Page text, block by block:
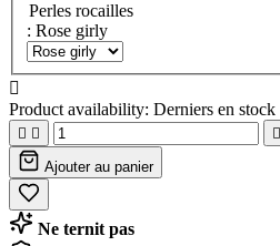
Perles rocailles
: Rose girly

Product availability: Derniers en stock
  
Ajouter au panier
Ne ternit pas